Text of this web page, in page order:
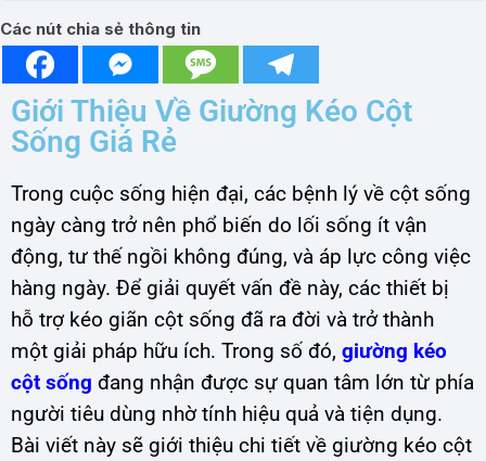
Các nút chia sẻ thông tin
Giới Thiệu Về Giường Kéo Cột
Sống Giá Rẻ
Trong cuộc sống hiện đại, các bệnh lý về cột sống
ngày càng trở nên phổ biến do lối sống ít vận
động, tư thế ngồi không đúng, và áp lực công việc
hàng ngày. Để giải quyết vấn đề này, các thiết bị
hỗ trợ kéo giãn cột sống đã ra đời và trở thành
một giải pháp hữu ích. Trong số đó, giường kéo
cột sống đang nhận được sự quan tâm lớn từ phía
người tiêu dùng nhờ tính hiệu quả và tiện dụng.
Bài viết này sẽ giới thiệu chi tiết về giường kéo cột